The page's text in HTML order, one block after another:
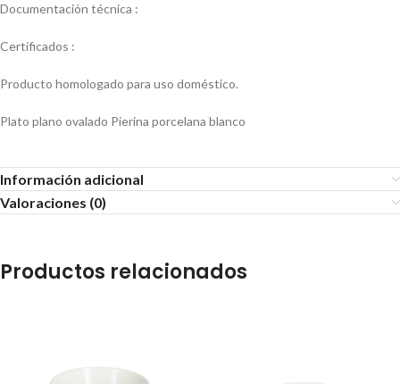
Documentación técnica :
Certificados :
Producto homologado para uso doméstico.
Plato plano ovalado Pierina porcelana blanco
Información adicional
Valoraciones (0)
Productos relacionados